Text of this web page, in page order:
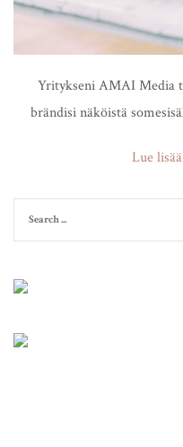
Yritykseni AMAI Media
brändisi näköistä
Lue